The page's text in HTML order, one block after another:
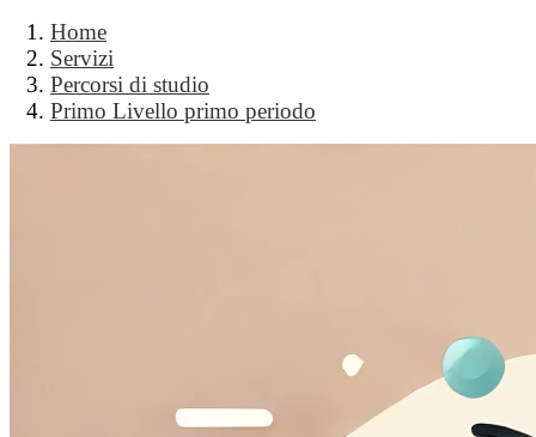
Home
Servizi
Percorsi di studio
Primo Livello primo periodo